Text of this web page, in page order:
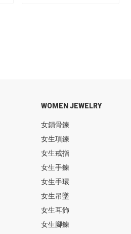
WOMEN JEWELRY
女鎖骨鍊
女生項鍊
女生戒指
女生手鍊
女生手環
女生吊墜
女生耳飾
女生腳鍊